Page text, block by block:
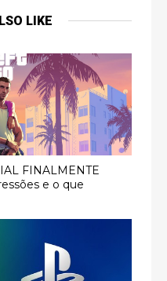
LIKE
FINALMENTE
e o que